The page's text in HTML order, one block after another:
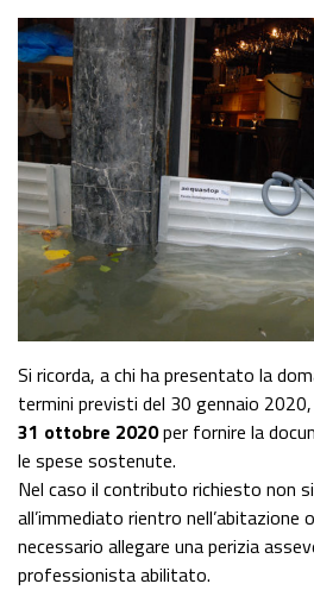
Si ricorda, a chi ha presentato la
termini previsti del 30 gennaio 2020,
31 ottobre 2020per fornire la
le spese sostenute.
Nel caso il contributo richiesto non
all’immediato rientro nell’abitazione
necessario allegare una perizia
professionista abilitato.